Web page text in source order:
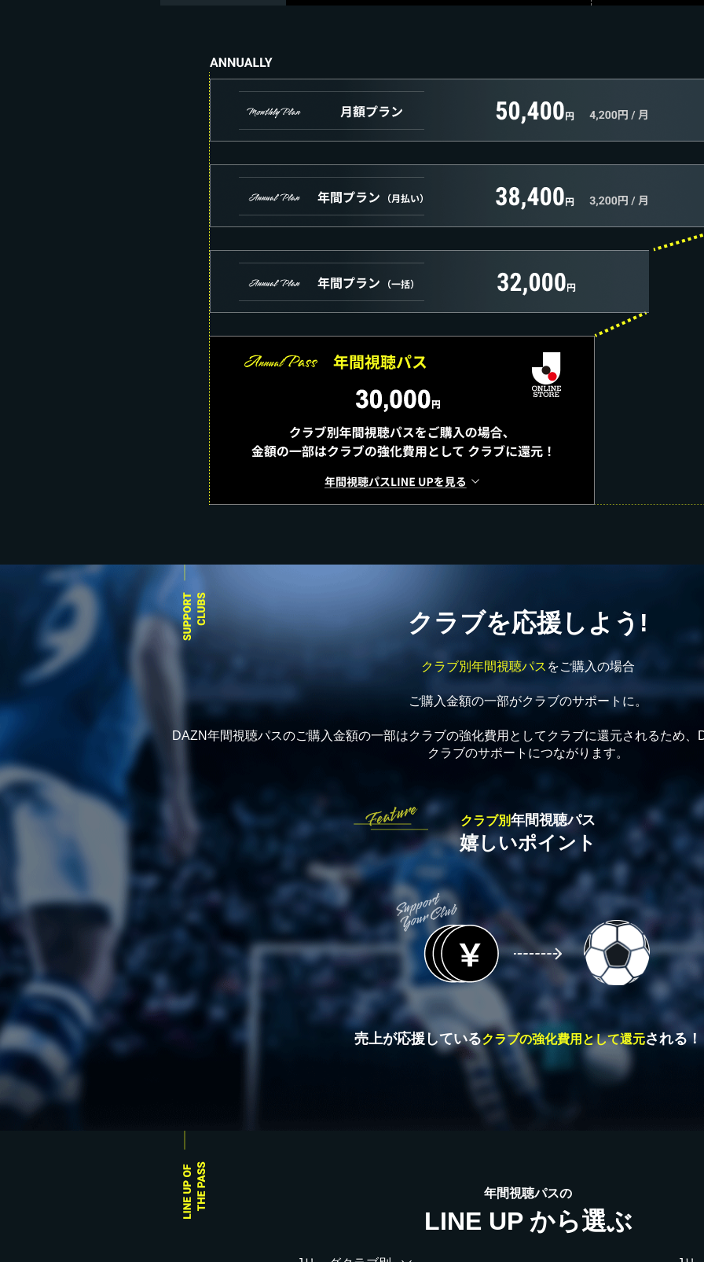
クラブを応援しよう!
クラブ別年間視聴パス をご購入の場合
ご購入金額の一部がクラブのサポートに。
DAZN年間視聴パスのご購入金額の一部はクラブの強化費用としてクラブに還元されるため
クラブのサポートにつながります。
クラブ別年間視聴パス
嬉しいポイント
売上が応援しているクラブの強化費用として還元される！
年間視聴パスの
LINE UP から選ぶ